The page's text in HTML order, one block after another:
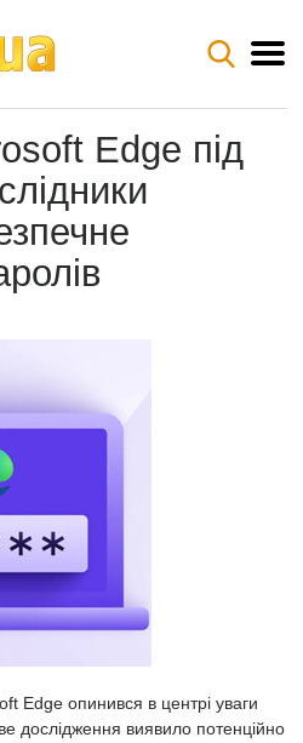
Edge під
Edge опинився в центрі уваги
дослідження виявило потенційно